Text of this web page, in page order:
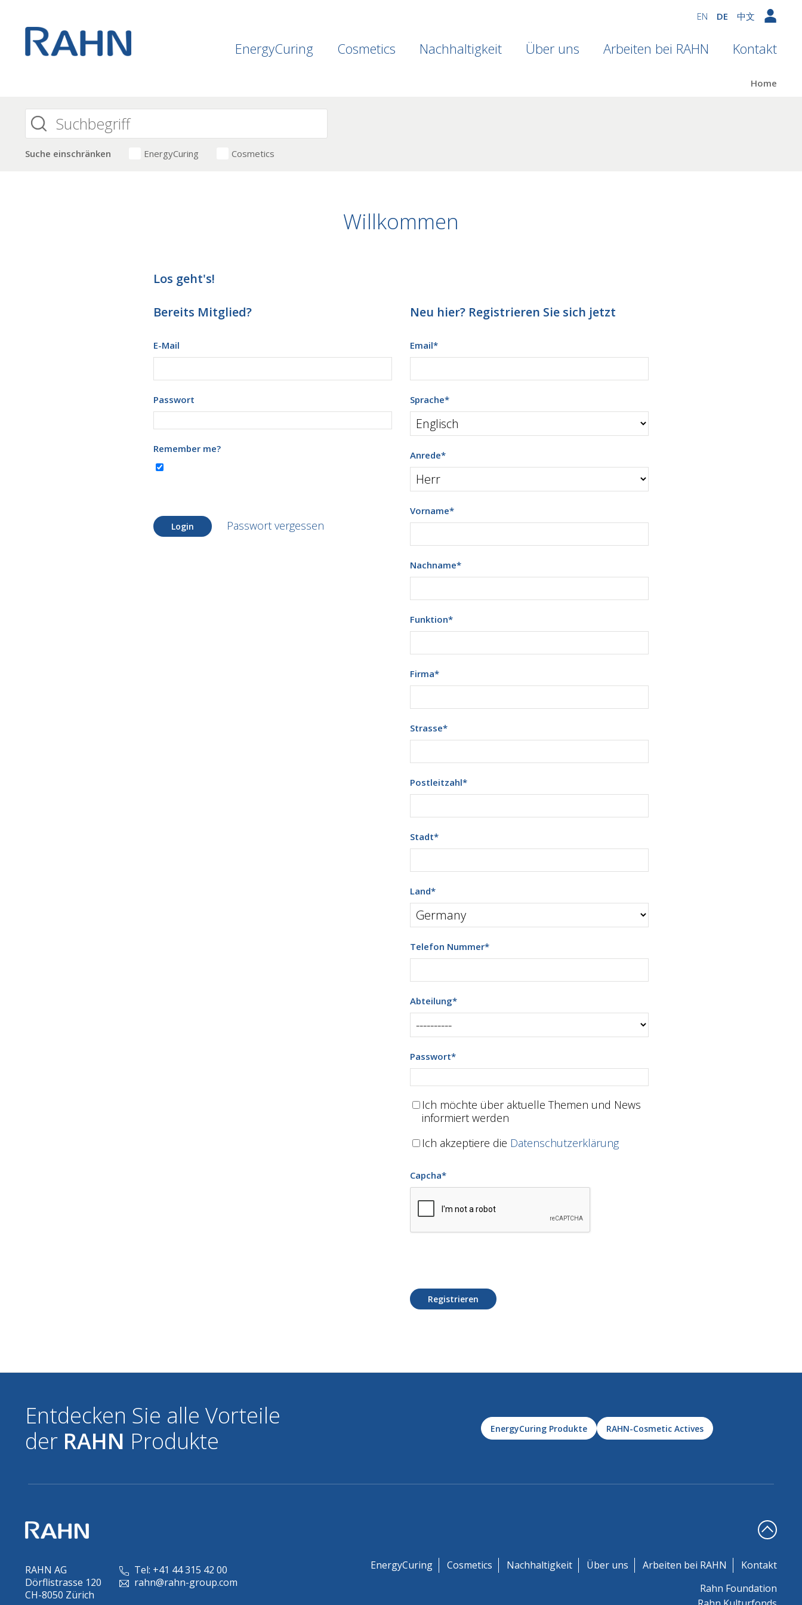
EN DE 中文
EnergyCuring Cosmetics Nachhaltigkeit Über uns Arbeiten bei RAHN Kontakt
Home
Suche einschränken EnergyCuring Cosmetics
Willkommen
Los geht's!
Bereits Mitglied?
E-Mail
Passwort
Remember me?
Login Passwort vergessen
Neu hier? Registrieren Sie sich jetzt
Email*
Sprache*
Anrede*
Vorname*
Nachname*
Funktion*
Firma*
Strasse*
Postleitzahl*
Stadt*
Land*
Telefon Nummer*
Abteilung*
Passwort*
Ich möchte über aktuelle Themen und News
informiert werden
Ich akzeptiere die Datenschutzerklärung
Capcha*
Registrieren
Entdecken Sie alle Vorteile
der RAHN Produkte EnergyCuring Produkte RAHN-Cosmetic Actives
RAHN AG
Dörflistrasse 120
CH-8050 Zürich
Tel: +41 44 315 42 00
rahn@rahn-group.com
EnergyCuring Cosmetics Nachhaltigkeit Über uns Arbeiten bei RAHN
Kontakt
Rahn Foundation